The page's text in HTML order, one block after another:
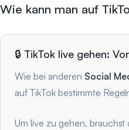
Wie kann man auf
🔒 TikTok live gehen:
Wie bei anderen Social
auf TikTok bestimmte
Um live zu gehen, brauchst